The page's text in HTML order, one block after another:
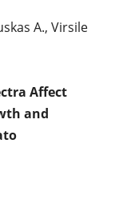
A., Virsile
Affect
and